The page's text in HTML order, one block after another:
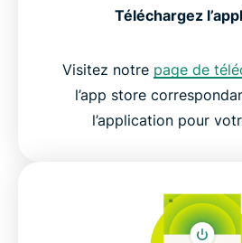
Téléchargez
Visitez notre page de
l’app store
l’application pour